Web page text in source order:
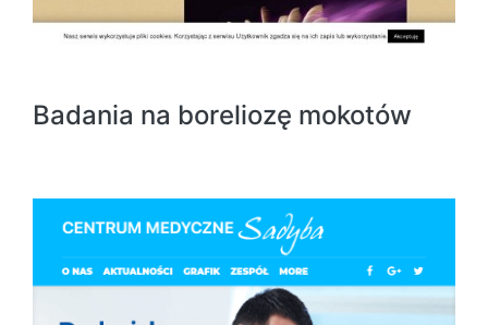
Badania na boreliozę mokotów